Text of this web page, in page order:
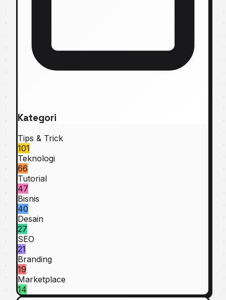
Kategori
Tips & Trick
101
Teknologi
66
Tutorial
47
Bisnis
40
Desain
27
SEO
21
Branding
19
Marketplace
14